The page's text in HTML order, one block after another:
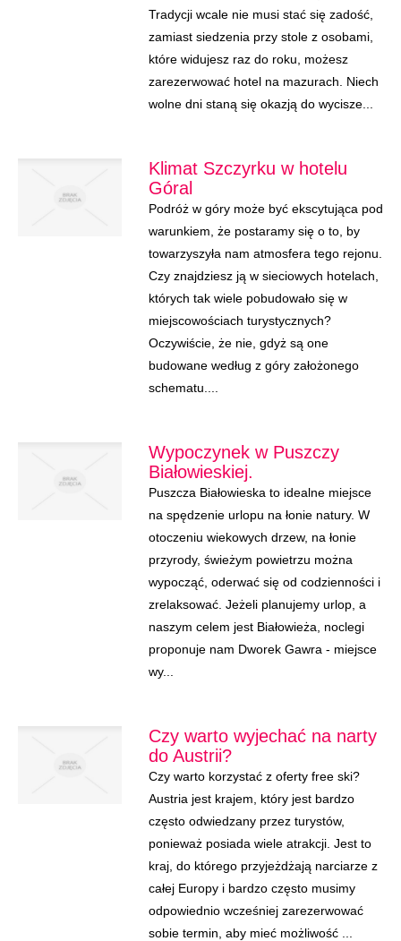
Tradycji wcale nie musi stać się zadość,
zamiast siedzenia przy stole z osobami,
które widujesz raz do roku, możesz
zarezerwować hotel na mazurach. Niech
wolne dni staną się okazją do wycisze...
Klimat Szczyrku w hotelu
Góral
Podróż w góry może być ekscytująca pod
warunkiem, że postaramy się o to, by
towarzyszyła nam atmosfera tego rejonu.
Czy znajdziesz ją w sieciowych hotelach,
których tak wiele pobudowało się w
miejscowościach turystycznych?
Oczywiście, że nie, gdyż są one
budowane według z góry założonego
schematu....
Wypoczynek w Puszczy
Białowieskiej.
Puszcza Białowieska to idealne miejsce
na spędzenie urlopu na łonie natury. W
otoczeniu wiekowych drzew, na łonie
przyrody, świeżym powietrzu można
wypocząć, oderwać się od codzienności i
zrelaksować. Jeżeli planujemy urlop, a
naszym celem jest Białowieża, noclegi
proponuje nam Dworek Gawra - miejsce
wy...
Czy warto wyjechać na narty
do Austrii?
Czy warto korzystać z oferty free ski?
Austria jest krajem, który jest bardzo
często odwiedzany przez turystów,
ponieważ posiada wiele atrakcji. Jest to
kraj, do którego przyjeżdżają narciarze z
całej Europy i bardzo często musimy
odpowiednio wcześniej zarezerwować
sobie termin, aby mieć możliwość ...